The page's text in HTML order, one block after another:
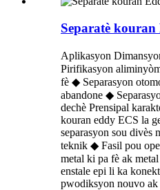
Separatè
Aplikasyon
Pirifikasyon
fè ◆ Separasyon
abandone ◆
dechè Prensipal
kouran eddy ECS la
separasyon sou divès
teknik ◆ Fasil pou
metal ki pa fè ak
enstale epi li ka
pwodiksyon nouvo ak